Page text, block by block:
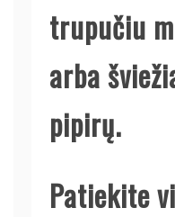
trupučiu
arba
pipirų.
Patiekite